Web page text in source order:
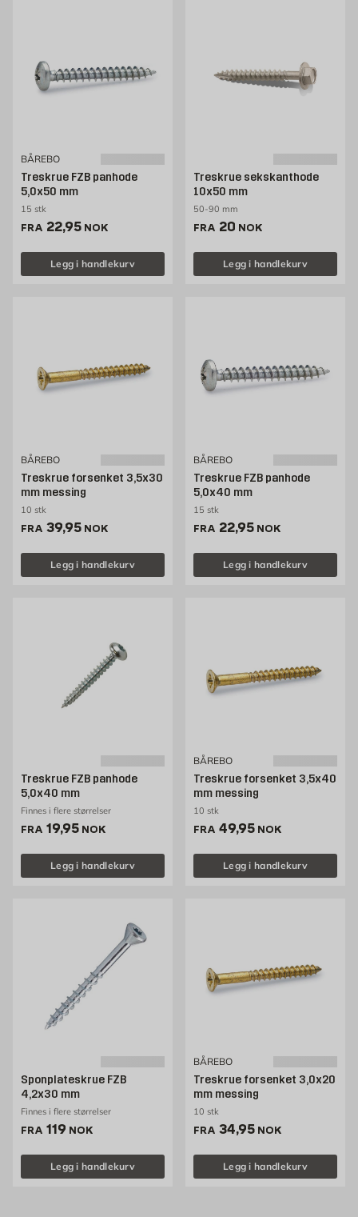
BÅREBO
Treskrue FZB panhode
5,0x50 mm
15 stk
FRA Pris 22.95 NOK /stk
22,95 NOK
Legg i handlekurv
Treskrue sekskanthode
10x50 mm
50-90 mm
FRA Pris 20 NOK /stk
20 NOK
Legg i handlekurv
BÅREBO
Treskrue forsenket 3,5x30
mm messing
10 stk
FRA Pris 39.95 NOK /stk
39,95 NOK
Legg i handlekurv
BÅREBO
Treskrue FZB panhode
5,0x40 mm
15 stk
FRA Pris 22.95 NOK /stk
22,95 NOK
Legg i handlekurv
Treskrue FZB panhode
5,0x40 mm
Finnes i flere størrelser
FRA Pris 19.95 NOK /stk
19,95 NOK
Legg i handlekurv
BÅREBO
Treskrue forsenket 3,5x40
mm messing
10 stk
FRA Pris 49.95 NOK /stk
49,95 NOK
Legg i handlekurv
Sponplateskrue FZB
4,2x30 mm
Finnes i flere størrelser
FRA Pris 119 NOK /stk
119 NOK
Legg i handlekurv
BÅREBO
Treskrue forsenket 3,0x20
mm messing
10 stk
FRA Pris 34.95 NOK /stk
34,95 NOK
Legg i handlekurv